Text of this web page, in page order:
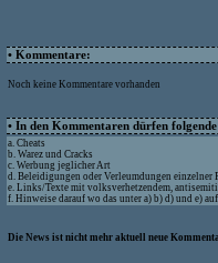
• Kommentare:
Noch keine Kommentare vorhanden
• In den Kommentaren dürfen
a. Cheats
b. Warez und Cracks
c. Werbung jeglicher Art
d. Beleidigungen oder Verleumdungen einzelner
e. Links/Texte mit volksverhetzendem,
f. Hinweise darauf wo das unter a) b) d) und e)
Die News ist nicht mehr aktuell neue